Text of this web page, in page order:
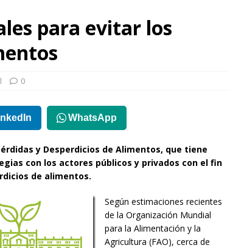
para evitar los
0
WhatsApp
y Desperdicios de Alimentos, que tiene
con los actores públicos y privados con el fin
de alimentos.
Según estimaciones recientes
de la Organización Mundial
para la Alimentación y la
Agricultura (FAO), cerca de